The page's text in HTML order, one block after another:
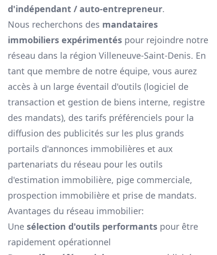
d'indépendant / auto-entrepreneur.
Nous recherchons des mandataires
immobiliers expérimentés pour rejoindre notre
réseau dans la région Villeneuve-Saint-Denis. En
tant que membre de notre équipe, vous aurez
accès à un large éventail d'outils (logiciel de
transaction et gestion de biens interne, registre
des mandats), des tarifs préférenciels pour la
diffusion des publicités sur les plus grands
portails d'annonces immobilières et aux
partenariats du réseau pour les outils
d'estimation immobilière, pige commerciale,
prospection immobilière et prise de mandats.
Avantages du réseau immobilier:
Une sélection d'outils performants pour être
rapidement opérationnel